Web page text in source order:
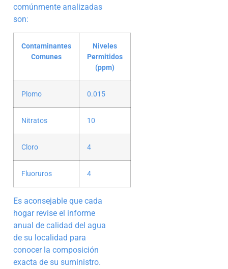
comúnmente analizadas
son:
Contaminantes
Comunes
Niveles
Permitidos
(ppm)
Plomo 0.015
Nitratos 10
Cloro 4
Fluoruros 4
Es aconsejable que cada
hogar revise el informe
anual de calidad del agua
de su localidad para
conocer la composición
exacta de su suministro.